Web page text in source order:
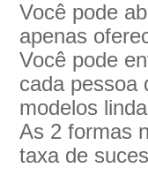
Você pode
apenas
Você pode
cada pessoa
modelos
As 2 formas
taxa de